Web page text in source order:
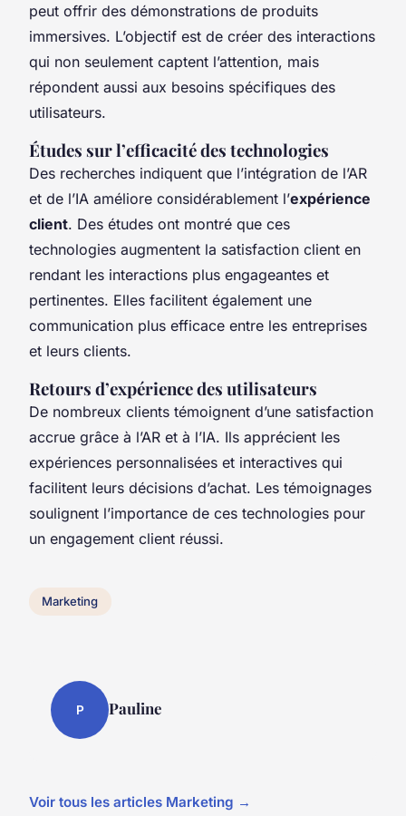
peut offrir des démonstrations de produits
immersives. L’objectif est de créer des interactions
qui non seulement captent l’attention, mais
répondent aussi aux besoins spécifiques des
utilisateurs.
Études sur l’efficacité des technologies
Des recherches indiquent que l’intégration de l’AR
et de l’IA améliore considérablement l’expérience
client. Des études ont montré que ces
technologies augmentent la satisfaction client en
rendant les interactions plus engageantes et
pertinentes. Elles facilitent également une
communication plus efficace entre les entreprises
et leurs clients.
Retours d’expérience des utilisateurs
De nombreux clients témoignent d’une satisfaction
accrue grâce à l’AR et à l’IA. Ils apprécient les
expériences personnalisées et interactives qui
facilitent leurs décisions d’achat. Les témoignages
soulignent l’importance de ces technologies pour
un engagement client réussi.
Marketing
P Pauline
Voir tous les articles Marketing →